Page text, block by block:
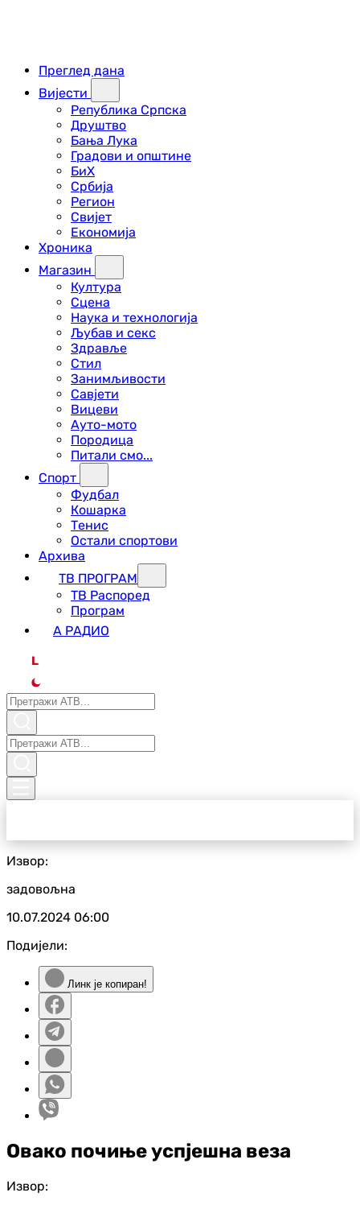
Преглед дана
Вијести
Република Српска
Друштво
Бања Лука
Градови и општине
БиХ
Србија
Регион
Свијет
Економија
Хроника
Магазин
Култура
Сцена
Наука и технологија
Љубав и секс
Здравље
Стил
Занимљивости
Савјети
Вицеви
Ауто-мото
Породица
Питали смо...
Спорт
Фудбал
Кошарка
Тенис
Остали спортови
Архива
ТВ ПРОГРАМ
ТВ Распоред
Програм
А РАДИО
L
Извор:
задовољна
10.07.2024 06:00
Подијели:
Линк је копиран!
Овако почиње успјешна веза
Извор: